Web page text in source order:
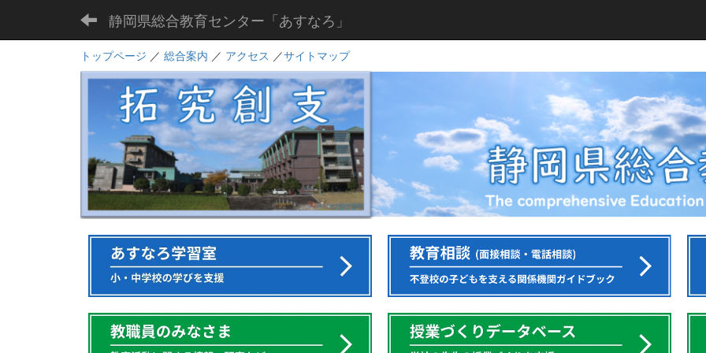
静岡県総合教育センター「あすなろ」
トップページ ／ 総合案内 ／ アクセス ／サイトマップ